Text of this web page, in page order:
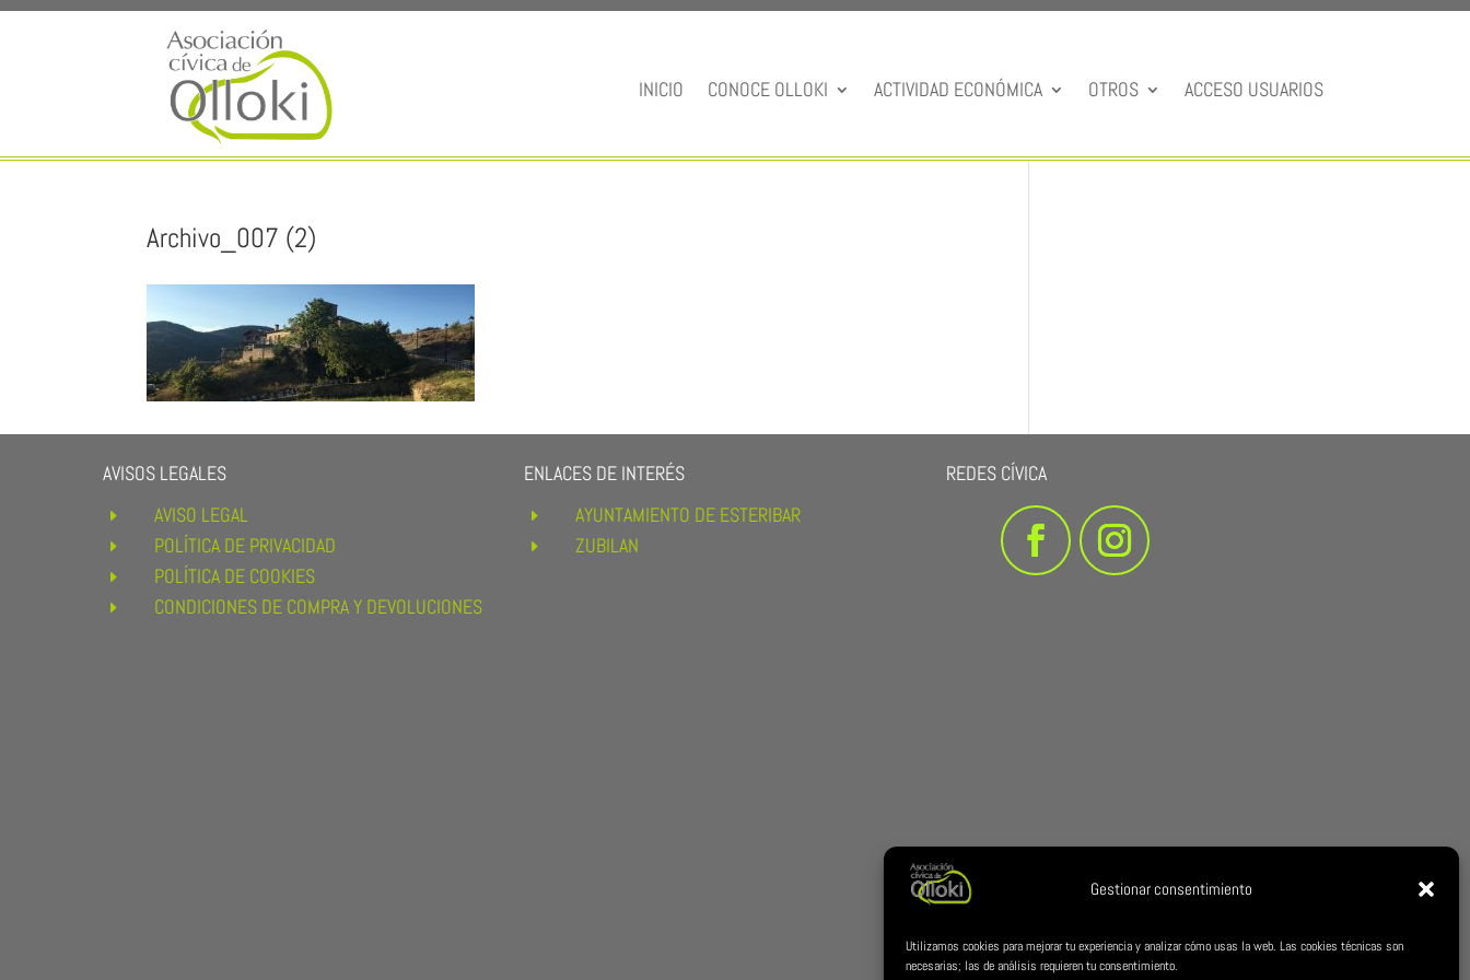
Gestionar consentimiento
Utilizamos cookies para mejorar tu experiencia y analizar cómo usas la web. Las cookies técnicas son
necesarias; las de análisis requieren tu consentimiento.
INICIO CONOCE OLLOKI ACTIVIDAD ECONÓMICA OTROS ACCESO USUARIOS
Archivo_007 (2)
AVISOS LEGALES
E AVISO LEGAL
E POLÍTICA DE PRIVACIDAD
E POLÍTICA DE COOKIES
E CONDICIONES DE COMPRA Y DEVOLUCIONES
ENLACES DE INTERÉS
E AYUNTAMIENTO DE ESTERIBAR
E ZUBILAN
REDES CÍVICA